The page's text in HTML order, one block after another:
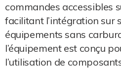
commandes accessibles
facilitant l’intégration sur
équipements sans
l’équipement est conçu
l’utilisation de